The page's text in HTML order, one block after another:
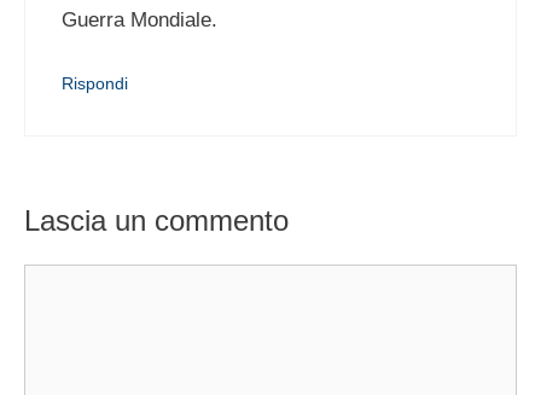
Guerra Mondiale.
Rispondi
Lascia un commento